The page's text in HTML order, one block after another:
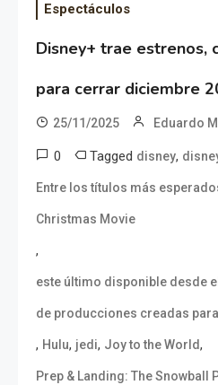
Espectáculos
Disney+ trae estrenos,
para cerrar diciembre
25/11/2025 Eduardo
0 Tagged disney,
Entre los títulos más
Christmas Movie
,
este último disponible desde
de producciones creadas
, Hulu, jedi, Joy to the World,
Prep & Landing: The Snowball